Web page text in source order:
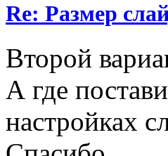
Re: Размер
Второй
А где
настройках